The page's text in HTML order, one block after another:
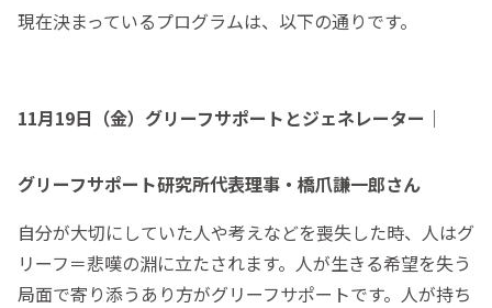
現在決まっているプログラムは、以下の通りです。
11月19日（金）グリーフサポートとジェネレーター｜
グリーフサポート研究所代表理事・橋爪謙一郎さん
自分が大切にしていた人や考えなどを喪失した時、人はグ
リーフ＝悲嘆の淵に立たされます。人が生きる希望を失う
局面で寄り添うあり方がグリーフサポートです。人が持ち